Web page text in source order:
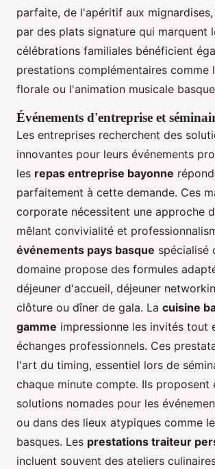
parfaite, de l'apéritif aux mignardises,
par des plats signature qui marquent
célébrations familiales bénéficient
prestations complémentaires comme
florale ou l'animation musicale
Événements d'entreprise et
Les entreprises recherchent des
innovantes pour leurs événements
les repas entreprise bayonne
parfaitement à cette demande. Ces
corporate nécessitent une approche
mêlant convivialité et
événements pays basque spécialisé
domaine propose des formules
déjeuner d'accueil, déjeuner
clôture ou dîner de gala. La cuisine
gamme impressionne les invités tout
échanges professionnels. Ces
l'art du timing, essentiel lors de
chaque minute compte. Ils proposent
solutions nomades pour les
ou dans des lieux atypiques comme
basques. Les prestations traiteur
incluent souvent des ateliers